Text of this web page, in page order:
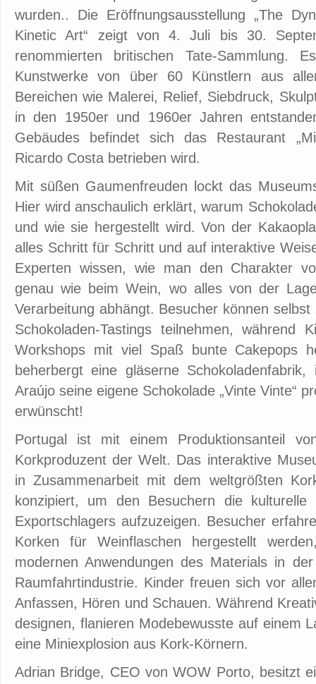
wurden.. Die Eröffnungsausstellung „The
Kinetic Art“ zeigt von 4. Juli bis 30.
renommierten britischen Tate-Sammlung.
Kunstwerke von über 60 Künstlern aus
Bereichen wie Malerei, Relief, Siebdruck,
in den 1950er und 1960er Jahren
Gebäudes befindet sich das Restaurant
Ricardo Costa betrieben wird.
Mit süßen Gaumenfreuden lockt das
Hier wird anschaulich erklärt, warum
und wie sie hergestellt wird. Von der
alles Schritt für Schritt und auf interaktive
Experten wissen, wie man den Charakter
genau wie beim Wein, wo alles von der
Verarbeitung abhängt. Besucher können
Schokoladen-Tastings teilnehmen, während
Workshops mit viel Spaß bunte Cakepops
beherbergt eine gläserne
Araújo seine eigene Schokolade „Vinte Vinte“
erwünscht!
Portugal ist mit einem Produktionsanteil
Korkproduzent der Welt. Das interaktive
in Zusammenarbeit mit dem weltgrößten
konzipiert, um den Besuchern die kulturelle
Exportschlagers aufzuzeigen. Besucher
Korken für Weinflaschen hergestellt
modernen Anwendungen des Materials in
Raumfahrtindustrie. Kinder freuen sich vor
Anfassen, Hören und Schauen. Während
designen, flanieren Modebewusste auf einem
eine Miniexplosion aus Kork-Körnern.
Adrian Bridge, CEO von WOW Porto, besitzt